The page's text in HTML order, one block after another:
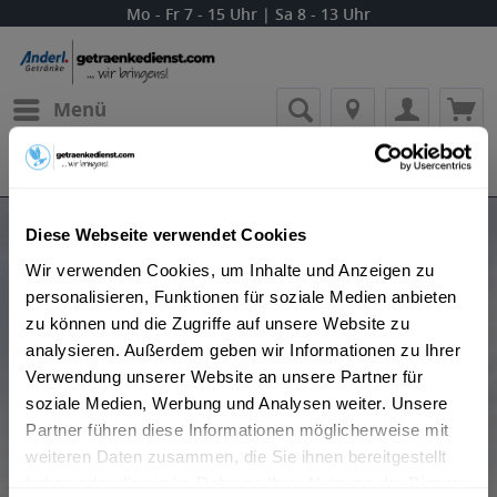
Diese Webseite verwendet Cookies
Wir verwenden Cookies, um Inhalte und Anzeigen zu
personalisieren, Funktionen für soziale Medien anbieten
zu können und die Zugriffe auf unsere Website zu
analysieren. Außerdem geben wir Informationen zu Ihrer
Verwendung unserer Website an unsere Partner für
soziale Medien, Werbung und Analysen weiter. Unsere
Partner führen diese Informationen möglicherweise mit
weiteren Daten zusammen, die Sie ihnen bereitgestellt
Mo - Fr 7 - 15 Uhr | Sa 8 - 13 Uhr
Menü
Bestellung widerrufen
Datenschutzerklärung
Produkte von Ron Valdero Rum
Beliebtheit